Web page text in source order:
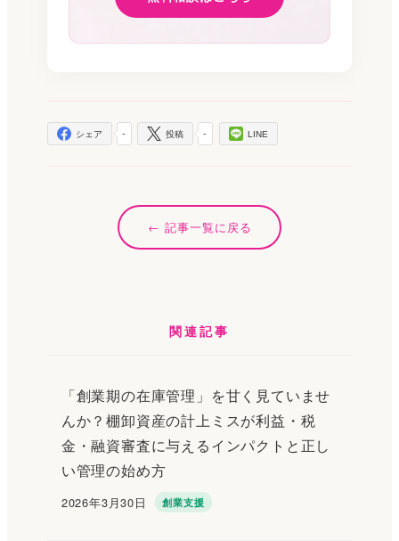
-
シェア -
投稿 LINE
記事一覧に戻る
関連記事
「創業期の在庫管理」を甘く見ていませ
んか？棚卸資産の計上ミスが利益・税
金・融資審査に与えるインパクトと正し
い管理の始め方
投稿日
2026年3月30日 創業支援